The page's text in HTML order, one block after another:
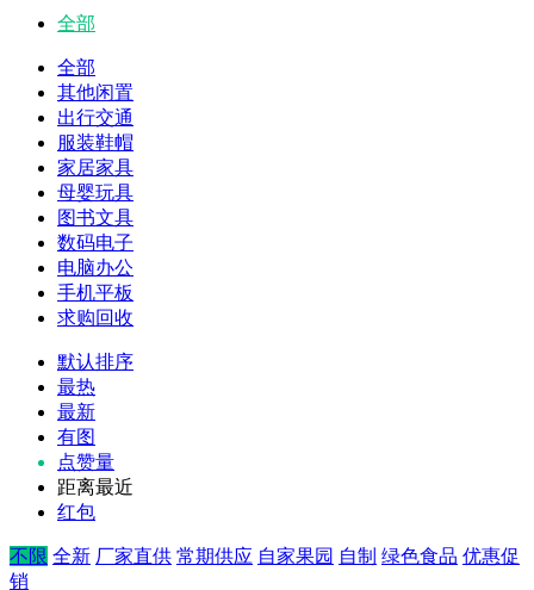
全部
全部
其他闲置
出行交通
服装鞋帽
家居家具
母婴玩具
图书文具
数码电子
电脑办公
手机平板
求购回收
默认排序
最热
最新
有图
点赞量
距离最近
红包
不限 全新 厂家直供 常期供应 自家果园 自制 绿色食品 优惠促
销